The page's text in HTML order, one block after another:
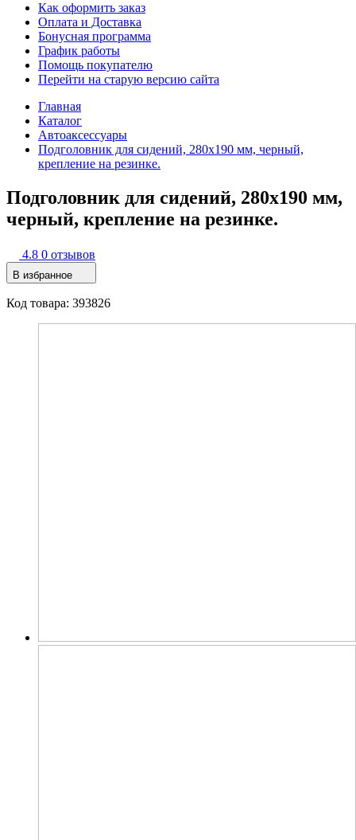
Как оформить заказ
Оплата и Доставка
Бонусная программа
График работы
Помощь покупателю
Перейти на старую версию сайта
Главная
Каталог
Автоаксессуары
Подголовник для сидений, 280х190 мм, черный,
крепление на резинке.
Подголовник для сидений, 280х190 мм,
черный, крепление на резинке.
4.8 0 отзывов
В избранное
Код товара: 393826